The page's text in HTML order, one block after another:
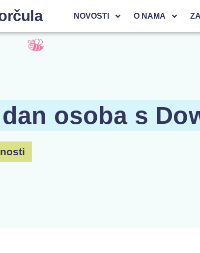
NOVOSTI O NAMA
osoba s